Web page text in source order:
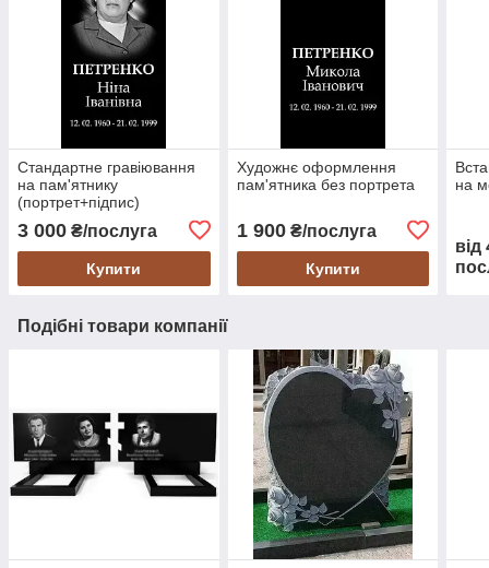
Стандартне гравіювання
на пам'ятнику
(портрет+підпис)
3 000 ₴/послуга
Купити
Художнє оформлення
пам'ятника без портрета
1 900₴/послуга
Купити
на
від
Подібні товари компанії